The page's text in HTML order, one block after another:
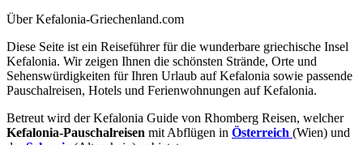
Über Kefalonia-Griechenland.com
Diese Seite ist ein Reiseführer für die wunderbare griechische Insel
Kefalonia. Wir zeigen Ihnen die schönsten Strände, Orte und
Sehenswürdigkeiten für Ihren Urlaub auf Kefalonia sowie passende
Pauschalreisen, Hotels und Ferienwohnungen auf Kefalonia.
Betreut wird der Kefalonia Guide von Rhomberg Reisen, welcher
Kefalonia-Pauschalreisen mit Abflügen in Österreich (Wien) und